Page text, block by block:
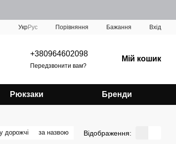
УкрРус Порівняння Бажання Вхід
+380964602098
Передзвонити вам?
Мій кошик
Рюкзаки Бренди
дорожчі за назвою Відображення: